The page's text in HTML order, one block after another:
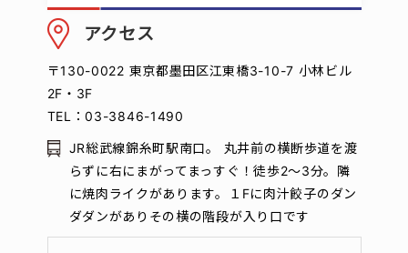
アクセス
〒130-0022 東京都墨田区江東橋3-10-7 小林ビル
2F・3F
TEL：03-3846-1490
JR総武線錦糸町駅南口。 丸井前の横断歩道を渡
らずに右にまがってまっすぐ！徒歩2～3分。隣
に焼肉ライクがあります。１Fに肉汁餃子のダン
ダダンがありその横の階段が入り口です